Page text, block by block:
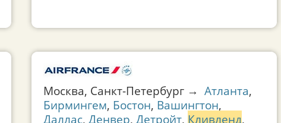
Москва, Санкт-Петербург → Атланта,
Бирмингем, Бостон, Вашингтон,
Даллас, Денвер, Детройт, Кливленд,